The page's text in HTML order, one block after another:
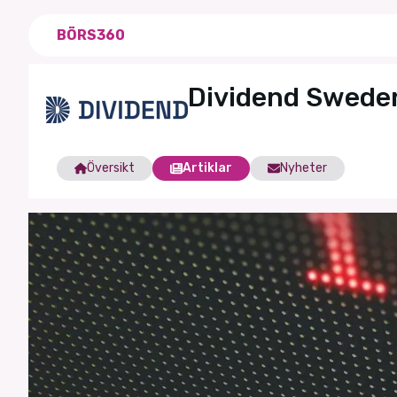
BÖRS360
Dividend
Översikt Artiklar Nyheter